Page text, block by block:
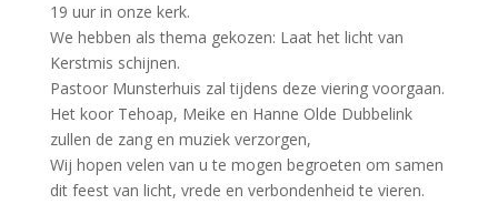
19 uur in onze kerk.
We hebben als thema gekozen: Laat het licht van
Kerstmis schijnen.
Pastoor Munsterhuis zal tijdens deze viering voorgaan.
Het koor Tehoap, Meike en Hanne Olde Dubbelink
zullen de zang en muziek verzorgen,
Wij hopen velen van u te mogen begroeten om samen
dit feest van licht, vrede en verbondenheid te vieren.